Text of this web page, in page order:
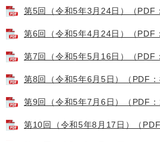
第5回（令和5年3月24日）（PDF
第6回（令和5年4月24日）（PDF
第7回（令和5年5月16日）（PDF
第8回（令和5年6月5日）（PDF：
第9回（令和5年7月6日）（PDF：
第10回（令和5年8月17日）（